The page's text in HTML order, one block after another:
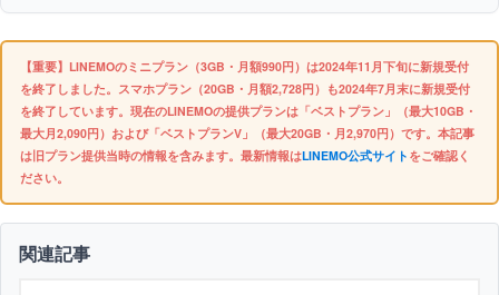
【重要】LINEMOのミニプラン（3GB・月額990円）は2024年11月下旬に新規受付
を終了しました。スマホプラン（20GB・月額2,728円）も2024年7月末に新規受付
を終了しています。現在のLINEMOの提供プランは「ベストプラン」（最大10GB・
最大月2,090円）および「ベストプランV」（最大20GB・月2,970円）です。本記事
は旧プラン提供当時の情報を含みます。最新情報はLINEMO公式サイト をご確認く
ださい。
関連記事